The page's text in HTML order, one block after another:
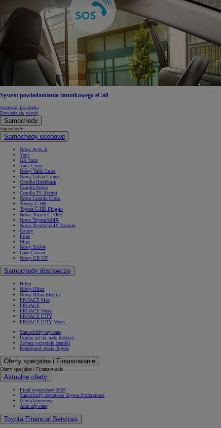
System powiadamiania ratunkowego eCall
Sprawdź, jak działa
Dowiedz się więcej
Samochody
Samochody
Samochody osobowe
Nowe Aygo X
Yaris
GR Yaris
Yaris Cross
Nowy Yaris Cross
Nowy Urban Cruiser
Corolla Hatchback
Corolla Sedan
Corolla TS Kombi
Nowa Corolla Cross
Toyota C-HR
Toyota C-HR Plug-in
Nowa Toyota C-HR+
Nowa Toyota bZ4X
Nowa Toyota bZ4X Touring
Camry
Prius
Mirai
Nowy RAV4
Land Cruiser
Nowy GR GT
Samochody dostawcze
Hilux
Nowy Hilux
Nowy Hilux Electric
PROACE Max
PROACE
PROACE Verso
PROACE CITY
PROACE CITY Verso
Samochody używane
Umów się na jazdę testową
Zobacz wszystkie cenniki
Konfiguruj swoją Toyotę
Oferty specjalne i Finansowanie
Oferty specjalne i Finansowanie
Aktualne oferty
Finał wyprzedaży 2025
Samochody dostawcze Toyota Professional
Oferta biznesowa
Auta używane
Toyota Financial Services